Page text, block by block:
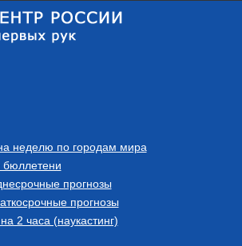
неделю по городам мира
бюллетени
прогнозы
прогнозы
2 часа (наукастинг)